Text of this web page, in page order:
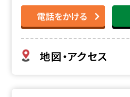
電話をかける
地図・アクセス